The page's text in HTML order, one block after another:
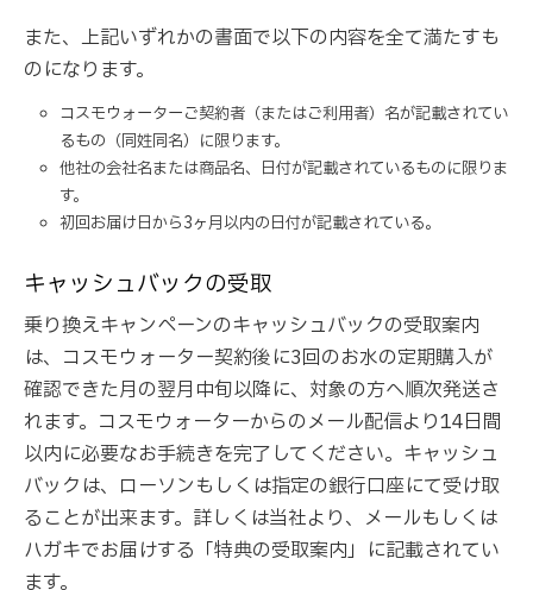
また、上記いずれかの書面で以下の内容を全て満たすも
のになります。
コスモウォーターご契約者（またはご利用者）名が記載されてい
るもの（同姓同名）に限ります。
他社の会社名または商品名、日付が記載されているものに限りま
す。
初回お届け日から3ヶ月以内の日付が記載されている。
キャッシュバックの受取
乗り換えキャンペーンのキャッシュバックの受取案内
は、コスモウォーター契約後に3回のお水の定期購入が
確認できた月の翌月中旬以降に、対象の方へ順次発送さ
れます。コスモウォーターからのメール配信より14日間
以内に必要なお手続きを完了してください。キャッシュ
バックは、ローソンもしくは指定の銀行口座にて受け取
ることが出来ます。詳しくは当社より、メールもしくは
ハガキでお届けする「特典の受取案内」に記載されてい
ます。